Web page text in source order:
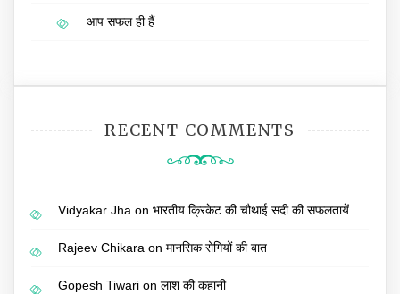
आप सफल ही हैं
RECENT COMMENTS
Vidyakar Jha on भारतीय क्रिकेट की चौथाई सदी की सफलतायें
Rajeev Chikara on मानसिक रोगियों की बात
Gopesh Tiwari on लाश की कहानी